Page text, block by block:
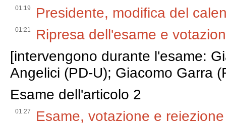
01:19 Presidente, modifica del
01:21
Ripresa dell'esame e
[intervengono durante l'esame:
Angelici (PD-U); Giacomo Garra
Esame dell'articolo 2
01:27
Esame, votazione e